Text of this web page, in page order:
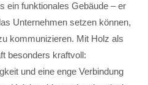
ein funktionales Gebäude – er
Unternehmen setzen können,
kommunizieren. Mit Holz als
besonders kraftvoll:
und eine enge Verbindung